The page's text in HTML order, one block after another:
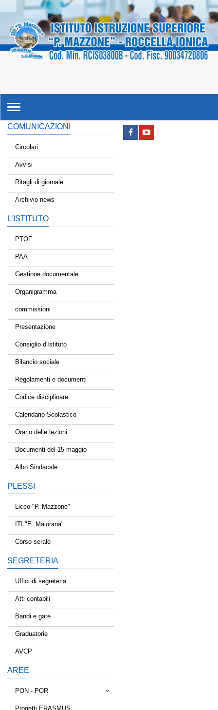
TOGGLE
NAVIGATION
COMUNICAZIONI
Circolari
Avvisi
Ritagli di giornale
Archivio news
L’ISTITUTO
PTOF
PAA
Gestione documentale
Organigramma
commissioni
Presentazione
Consiglio d'Istituto
Bilancio sociale
Regolamenti e documenti
Codice disciplinare
Calendario Scolastico
Orario delle lezioni
Documenti del 15 maggio
Albo Sindacale
PLESSI
Liceo "P. Mazzone"
ITI "E. Maiorana"
Corso serale
SEGRETERIA
Uffici di segreteria
Atti contabili
Bandi e gare
Graduatorie
AVCP
AREE
PON - POR
Tessere la rete
Progetti ERASMUS